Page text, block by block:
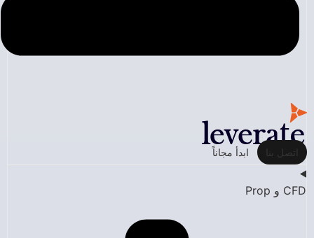
اتصل بنا ابدأ مجاناً
CFD و Prop